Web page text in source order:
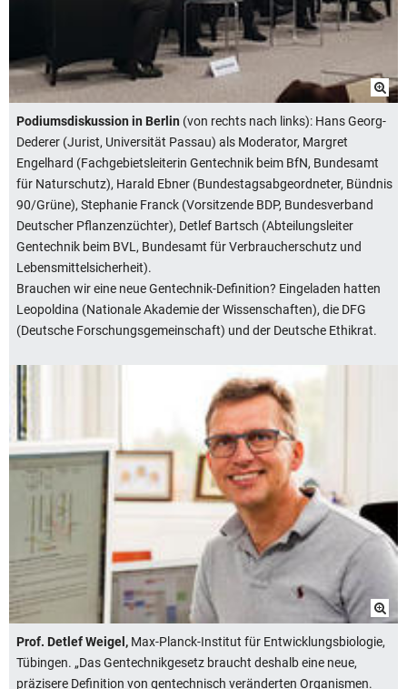
Podiumsdiskussion in Berlin (von rechts nach links): Hans Georg-
Dederer (Jurist, Universität Passau) als Moderator, Margret
Engelhard (Fachgebietsleiterin Gentechnik beim BfN, Bundesamt
für Naturschutz), Harald Ebner (Bundestagsabgeordneter, Bündnis
90/Grüne), Stephanie Franck (Vorsitzende BDP, Bundesverband
Deutscher Pflanzenzüchter), Detlef Bartsch (Abteilungsleiter
Gentechnik beim BVL, Bundesamt für Verbraucherschutz und
Lebensmittelsicherheit).
Brauchen wir eine neue Gentechnik-Definition? Eingeladen hatten
Leopoldina (Nationale Akademie der Wissenschaften), die DFG
(Deutsche Forschungsgemeinschaft) und der Deutsche Ethikrat.
Prof. Detlef Weigel, Max-Planck-Institut für Entwicklungsbiologie,
Tübingen. „Das Gentechnikgesetz braucht deshalb eine neue,
präzisere Definition von gentechnisch veränderten Organismen.